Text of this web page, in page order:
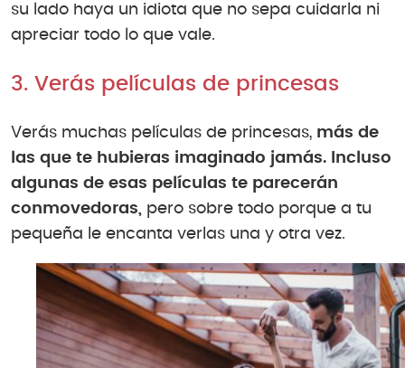
su lado haya un idiota que no sepa cuidarla ni
apreciar todo lo que vale.
3. Verás películas de princesas
Verás muchas películas de princesas, más de
las que te hubieras imaginado jamás. Incluso
algunas de esas películas te parecerán
conmovedoras, pero sobre todo porque a tu
pequeña le encanta verlas una y otra vez.